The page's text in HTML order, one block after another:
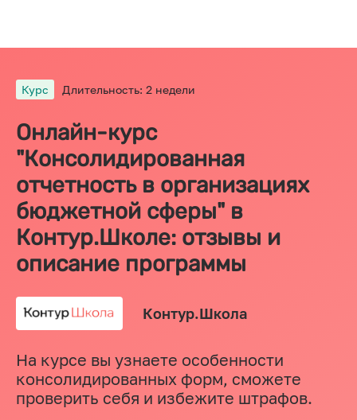
Курс Длительность: 2 недели
Онлайн-курс
"Консолидированная
отчетность в организациях
бюджетной сферы" в
Контур.Школе: отзывы и
описание программы
Контур.Школа
На курсе вы узнаете особенности
консолидированных форм, сможете
проверить себя и избежите штрафов.